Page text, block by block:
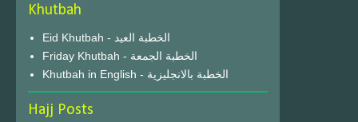
Khutbah
Eid Khutbah - الخطبة العيد
Friday Khutbah - الخطبة الجمعة
Khutbah in English - الخطبة بالانجليزية
Hajj Posts